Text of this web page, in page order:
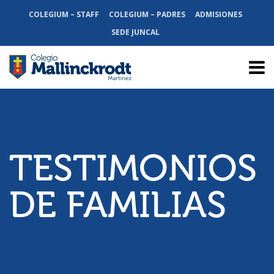
COLEGIUM – STAFF COLEGIUM – PADRES
ADMISIONES
SEDE JUNCAL
TESTIMONIOS
DE FAMILIAS